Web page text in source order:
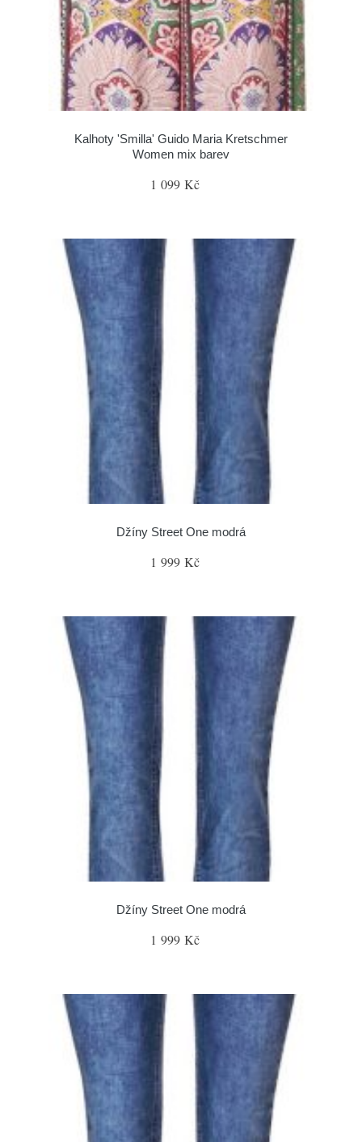
Kalhoty 'Smilla' Guido Maria Kretschmer
Women mix barev
1 099 Kč
Džíny Street One modrá
1 999 Kč
Džíny Street One modrá
1 999 Kč